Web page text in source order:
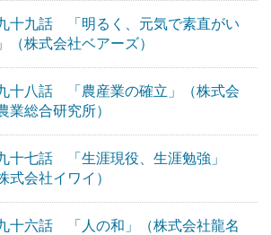
十九話 「明るく、元気で素直がい
（株式会社ベアーズ）
十八話 「農産業の確立」（株式会
業総合研究所）
十七話 「生涯現役、生涯勉強」
式会社イワイ）
十六話 「人の和」（株式会社龍名